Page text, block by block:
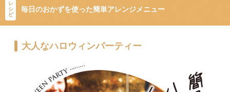
レ
シ
ピ
毎日のおかずを使った簡単アレンジメニュー
大人なハロウィンパーティー